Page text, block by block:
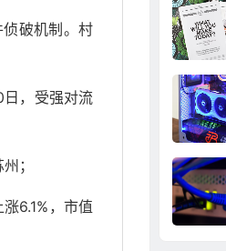
破机制。村
日，受强对流
；
6.1%，市值